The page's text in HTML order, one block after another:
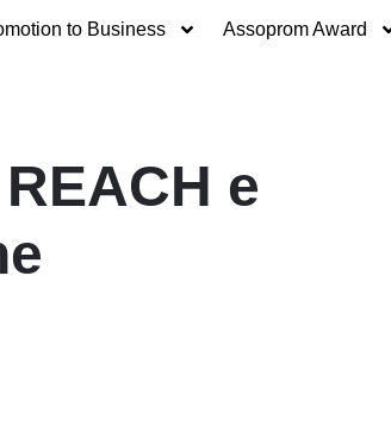
to Business Assoprom Award
e